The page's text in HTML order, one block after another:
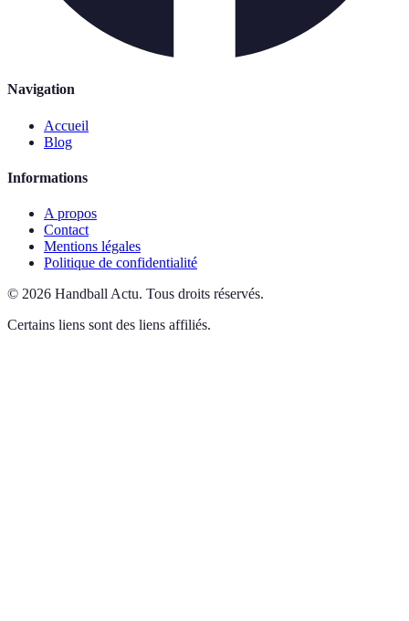
Navigation
Accueil
Blog
Informations
A propos
Contact
Mentions légales
Politique de confidentialité
© 2026 Handball Actu. Tous droits réservés.
Certains liens sont des liens affiliés.